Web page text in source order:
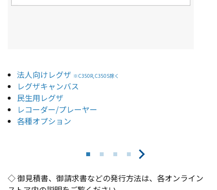
法人向けレグザ ※C350R,C350S除く
レグザキャンバス
民生用レグザ
レコーダー/プレーヤー
各種オプション
◇ 御見積書、御請求書などの発行方法は、各オンライン